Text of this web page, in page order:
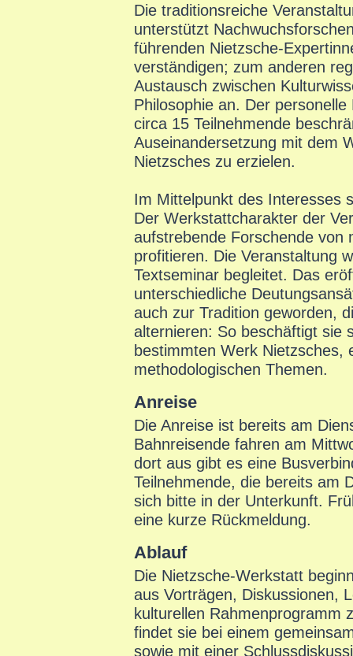
Die traditionsreiche
unterstützt
führenden Nietzsche-
verständigen; zum anderen
Austausch zwischen
Philosophie an. Der
circa 15 Teilnehmende
Auseinandersetzung mit dem
Nietzsches zu erzielen.
Im Mittelpunkt des Interesses
Der Werkstattcharakter der
aufstrebende Forschende von
profitieren. Die Veranstaltung
Textseminar begleitet. Das
unterschiedliche
auch zur Tradition geworden,
alternieren: So beschäftigt sie
bestimmten Werk Nietzsches,
methodologischen Themen.
Anreise
Die Anreise ist bereits am
Bahnreisende fahren am
dort aus gibt es eine
Teilnehmende, die bereits am
sich bitte in der Unterkunft.
eine kurze Rückmeldung.
Ablauf
Die Nietzsche-Werkstatt
aus Vorträgen, Diskussionen,
kulturellen Rahmenprogramm
findet sie bei einem
sowie mit einer